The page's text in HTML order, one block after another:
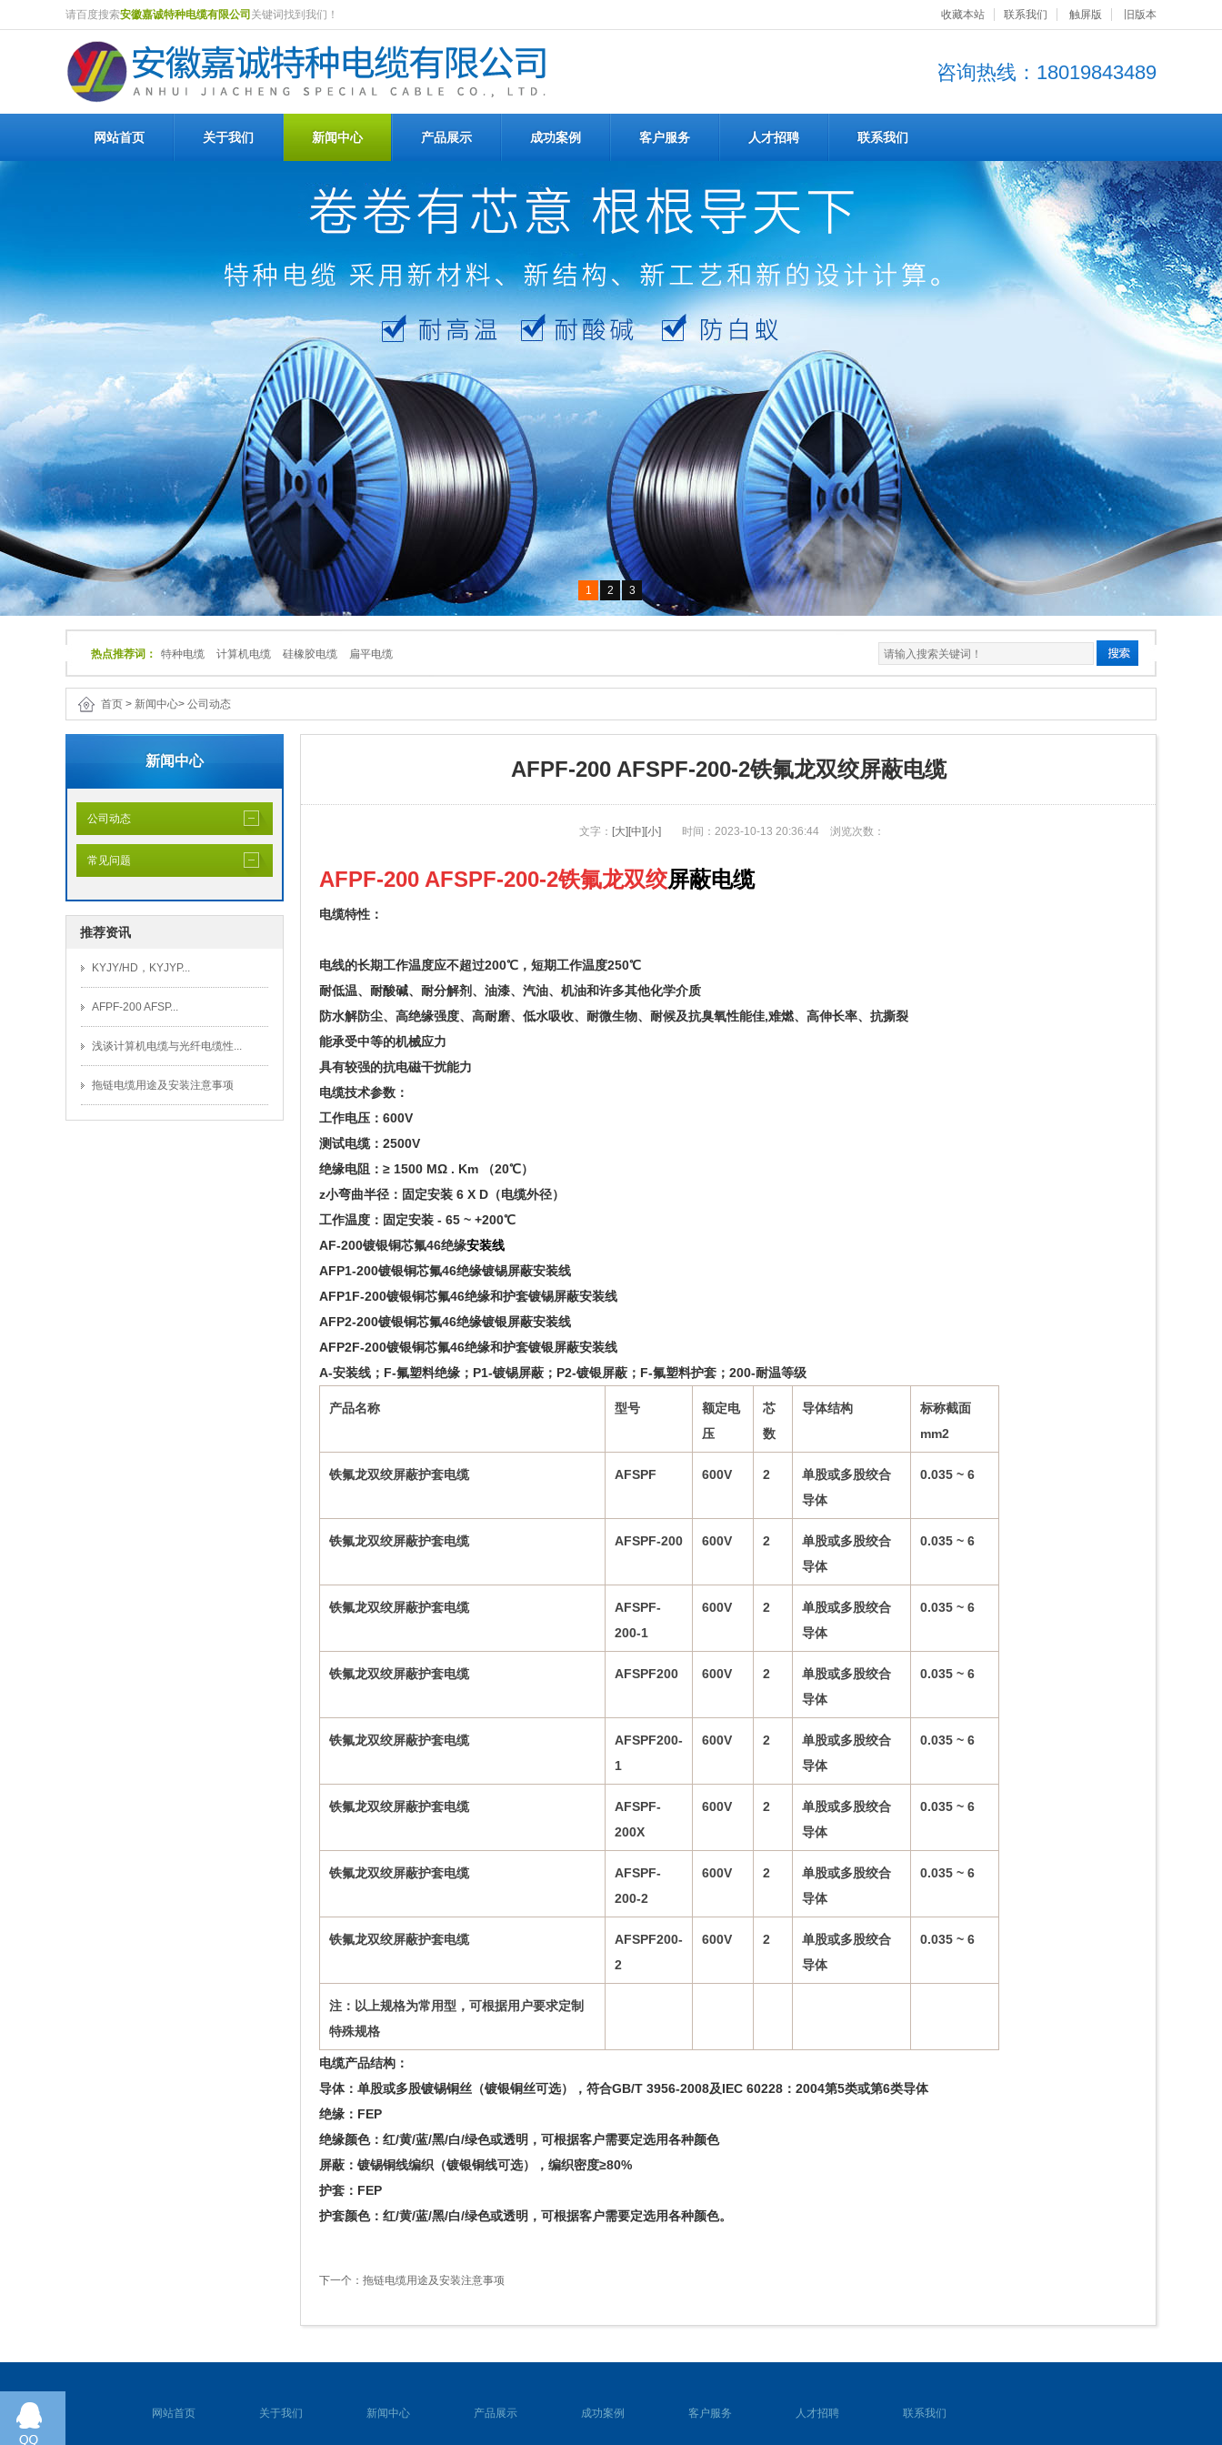
请百度搜索安徽嘉诚特种电缆有限公司 关键词找到我们！ 收藏本站 联系我们 触屏版 旧版本
咨询热线：18019843489
网站首页 关于我们 新闻中心 产品展示 成功案例 客户服务 人才招聘 联系我们
1 2 3
热点推荐词： 特种电缆 计算机电缆 硅橡胶电缆 扁平电缆
首页 > 新闻中心> 公司动态
新闻中心
公司动态
常见问题
推荐资讯
KYJY/HD，KYJYP...
AFPF-200 AFSP...
浅谈计算机电缆与光纤电缆性...
拖链电缆用途及安装注意事项
AFPF-200 AFSPF-200-2铁氟龙双绞屏蔽电缆
文字： [大] [中] [小] 时间：2023-10-13 20:36:44 浏览次数：
AFPF-200 AFSPF-200-2铁氟龙双绞屏蔽电缆
电缆特性：
电线的长期工作温度应不超过200℃，短期工作温度250℃
耐低温、耐酸碱、耐分解剂、油漆、汽油、机油和许多其他化学介质
防水解防尘、高绝缘强度、高耐磨、低水吸收、耐微生物、耐候及抗臭氧性能佳,难燃、高伸长率、抗撕裂
能承受中等的机械应力
具有较强的抗电磁干扰能力
电缆技术参数：
工作电压：600V
测试电缆：2500V
绝缘电阻：≥ 1500 MΩ . Km （20℃）
z小弯曲半径：固定安装 6 X D（电缆外径）
工作温度：固定安装 - 65 ~ +200℃
AF-200镀银铜芯氟46绝缘安装线
AFP1-200镀银铜芯氟46绝缘镀锡屏蔽安装线
AFP1F-200镀银铜芯氟46绝缘和护套镀锡屏蔽安装线
AFP2-200镀银铜芯氟46绝缘镀银屏蔽安装线
AFP2F-200镀银铜芯氟46绝缘和护套镀银屏蔽安装线
A-安装线；F-氟塑料绝缘；P1-镀锡屏蔽；P2-镀银屏蔽；F-氟塑料护套；200-耐温等级
产品名称 型号
额定电
压
芯
数
导体结构
标称截面
mm2
铁氟龙双绞屏蔽护套电缆 AFSPF 600V 2
单股或多股绞合
导体
0.035 ~ 6
铁氟龙双绞屏蔽护套电缆 AFSPF-200 600V 2
单股或多股绞合
导体
0.035 ~ 6
铁氟龙双绞屏蔽护套电缆
AFSPF-
200-1
600V 2
单股或多股绞合
导体
0.035 ~ 6
铁氟龙双绞屏蔽护套电缆 AFSPF200 600V 2
单股或多股绞合
导体
0.035 ~ 6
铁氟龙双绞屏蔽护套电缆
AFSPF200-
1
600V 2
单股或多股绞合
导体
0.035 ~ 6
铁氟龙双绞屏蔽护套电缆
AFSPF-
200X
600V 2
单股或多股绞合
导体
0.035 ~ 6
铁氟龙双绞屏蔽护套电缆
AFSPF-
200-2
600V 2
单股或多股绞合
导体
0.035 ~ 6
铁氟龙双绞屏蔽护套电缆
AFSPF200-
2
600V 2
单股或多股绞合
导体
0.035 ~ 6
注：以上规格为常用型，可根据用户要求定制
特殊规格
电缆产品结构：
导体：单股或多股镀锡铜丝（镀银铜丝可选），符合GB/T 3956-2008及IEC 60228：2004第5类或第6类导体
绝缘：FEP
绝缘颜色：红/黄/蓝/黑/白/绿色或透明，可根据客户需要定选用各种颜色
屏蔽：镀锡铜线编织（镀银铜线可选），编织密度≥80%
护套：FEP
护套颜色：红/黄/蓝/黑/白/绿色或透明，可根据客户需要定选用各种颜色。
下一个： 拖链电缆用途及安装注意事项
网站首页 关于我们 新闻中心 产品展示 成功案例 客户服务 人才招聘 联系我们